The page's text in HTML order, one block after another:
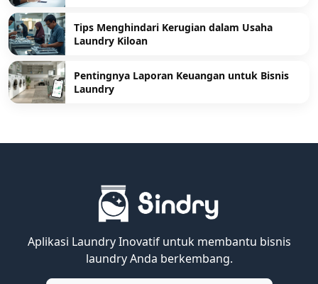
Tips Menghindari Kerugian dalam Usaha
Laundry Kiloan
Pentingnya Laporan Keuangan untuk Bisnis
Laundry
Aplikasi Laundry Inovatif untuk membantu bisnis
laundry Anda berkembang.